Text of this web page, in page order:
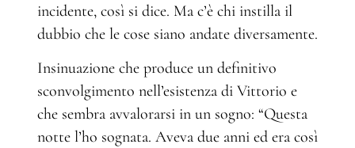
incidente, così si dice. Ma c’è chi instilla il
dubbio che le cose siano andate diversamente.
Insinuazione che produce un definitivo
sconvolgimento nell’esistenza di Vittorio e
che sembra avvalorarsi in un sogno: “Questa
notte l’ho sognata. Aveva due anni ed era così